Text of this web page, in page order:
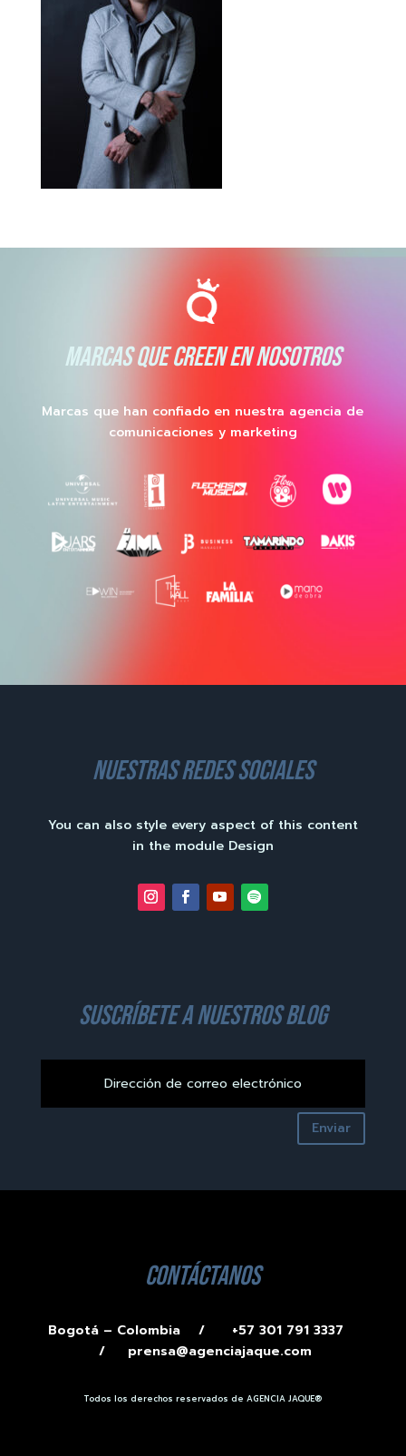
MARCAS QUE CREEN EN NOSOTROS
Marcas que han confiado en nuestra agencia de
comunicaciones y marketing
nuestras redes sociales
You can also style every aspect of this content
in the module Design
suscríbete a nuestros blog
Enviar
contáctanos
Bogotá – Colombia /
+57 301 791 3337
/ prensa@agenciajaque.com
Todos los derechos reservados de AGENCIA JAQUE®